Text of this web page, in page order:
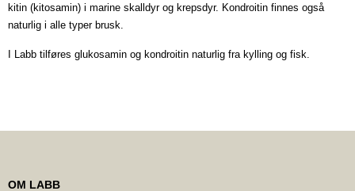
kitin (kitosamin) i marine skalldyr og krepsdyr. Kondroitin finnes også
naturlig i alle typer brusk.
I Labb tilføres glukosamin og kondroitin naturlig fra kylling og fisk.
OM LABB